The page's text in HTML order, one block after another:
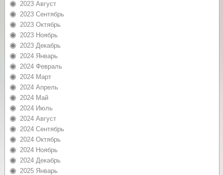
2023 Август
2023 Сентябрь
2023 Октябрь
2023 Ноябрь
2023 Декабрь
2024 Январь
2024 Февраль
2024 Март
2024 Апрель
2024 Май
2024 Июль
2024 Август
2024 Сентябрь
2024 Октябрь
2024 Ноябрь
2024 Декабрь
2025 Январь